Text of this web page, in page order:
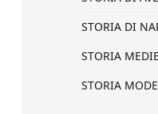
STORIA DI
STORIA
STORIA